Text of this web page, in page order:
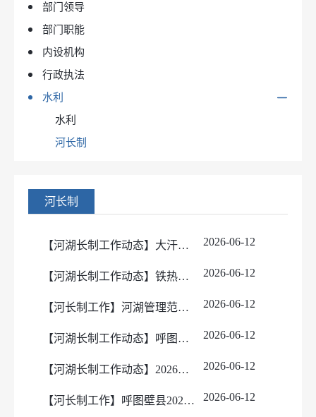
部门领导
部门职能
内设机构
行政执法
水利
水利
河长制
河长制
【河湖长制工作动态】大汗沟雀尔沟镇克孜勒塔斯村段河湖长制巡河工作动态 2026-06-12
【河湖长制工作动态】铁热克特萨伊沟小甘沟煤矿段河湖长制巡河工作动态 2026-06-12
【河长制工作】河湖管理范围划定 2026-06-12
【河湖长制工作动态】呼图壁河园户村镇广林村段河湖长制巡河工作动态 2026-06-12
【河湖长制工作动态】2026年4月2日河湖长制巡河工作动态 2026-06-12
【河长制工作】呼图壁县2026年河（湖）长制上半年工作总结 2026-06-12